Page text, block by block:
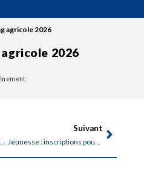
agricole 2026
2026
Réunion du Conseil Municipal le vendredi 5 juin 2026
Suivant
Jeunesse : inscriptions pour les vacances d’été 2026